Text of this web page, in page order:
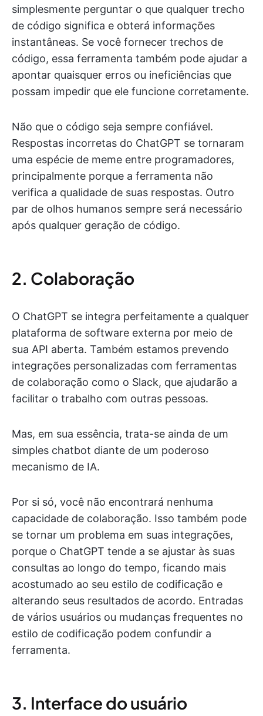
simplesmente perguntar o que qualquer trecho
de código significa e obterá informações
instantâneas. Se você fornecer trechos de
código, essa ferramenta também pode ajudar a
apontar quaisquer erros ou ineficiências que
possam impedir que ele funcione corretamente.
Não que o código seja sempre confiável.
Respostas incorretas do ChatGPT se tornaram
uma espécie de meme entre programadores,
principalmente porque a ferramenta não
verifica a qualidade de suas respostas. Outro
par de olhos humanos sempre será necessário
após qualquer geração de código.
2. Colaboração
O ChatGPT se integra perfeitamente a qualquer
plataforma de software externa por meio de
sua API aberta. Também estamos prevendo
integrações personalizadas com ferramentas
de colaboração como o Slack, que ajudarão a
facilitar o trabalho com outras pessoas.
Mas, em sua essência, trata-se ainda de um
simples chatbot diante de um poderoso
mecanismo de IA.
Por si só, você não encontrará nenhuma
capacidade de colaboração. Isso também pode
se tornar um problema em suas integrações,
porque o ChatGPT tende a se ajustar às suas
consultas ao longo do tempo, ficando mais
acostumado ao seu estilo de codificação e
alterando seus resultados de acordo. Entradas
de vários usuários ou mudanças frequentes no
estilo de codificação podem confundir a
ferramenta.
3. Interface do usuário